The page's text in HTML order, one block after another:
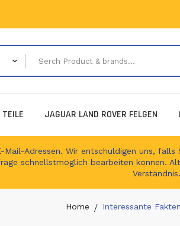
TEILE JAGUAR LAND ROVER FELGEN
Adressen. Wir entschuldigen uns,
schnellstmöglich bearbeiten können.
Verständnis.
Home Interessante